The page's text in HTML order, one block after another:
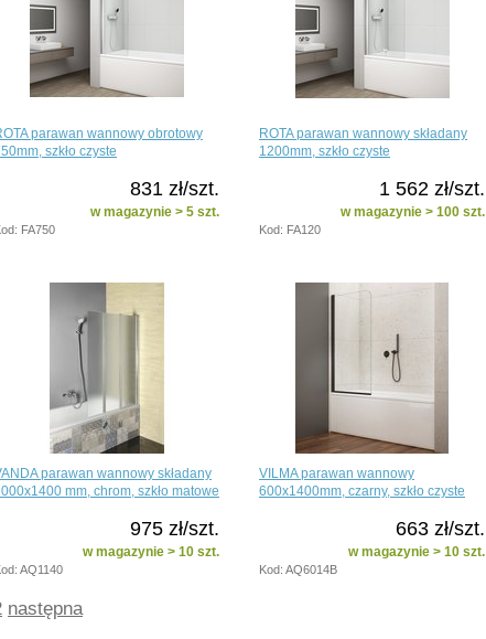
parawan wannowy obrotowy
szkło czyste
831 zł/szt.
w magazynie > 5 szt.
FA750
ROTA parawan wannowy składany
1200mm, szkło czyste
1 562 zł/szt.
w magazynie > 100 szt.
Kod: FA120
parawan wannowy składany
mm, chrom, szkło matowe
975 zł/szt.
w magazynie > 10 szt.
AQ1140
VILMA parawan wannowy
600x1400mm, czarny, szkło czyste
663 zł/szt.
w magazynie > 10 szt.
Kod: AQ6014B
następna